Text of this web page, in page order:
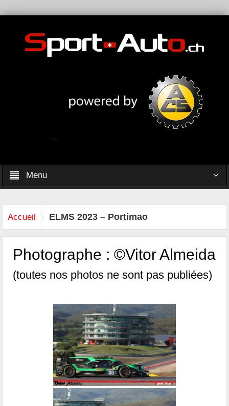
Menu
Accueil ELMS 2023 – Portimao
Photographe : ©Vitor Almeida
(toutes nos photos ne sont pas publiées)